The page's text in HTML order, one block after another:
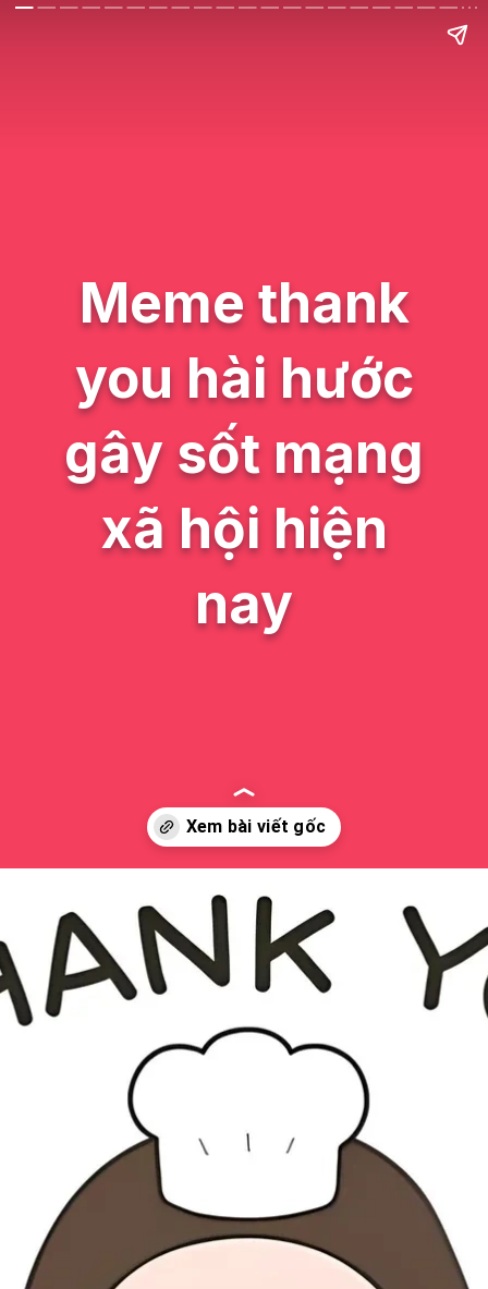
Meme thank
you hài hước
gây sốt mạng
xã hội hiện
nay
https://issiloo.edu.vn/meme-thank-you